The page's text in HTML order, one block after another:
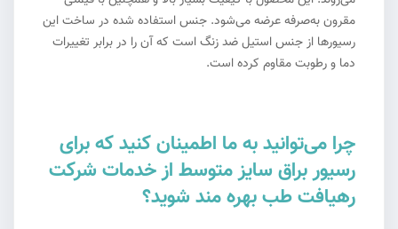
مقرون به‌صرفه عرضه می‌شود. جنس استفاده شده در ساخت این
رسیورها از جنس استیل ضد زنگ است که آن را در برابر تغییرات
دما و رطوبت مقاوم کرده است.
چرا می‌توانید به ما اطمینان کنید که برای
رسیور براق سایز متوسط از خدمات شرکت
رهیافت طب بهره مند شوید؟